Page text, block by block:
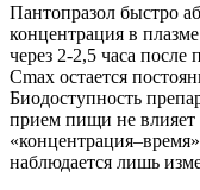
Пантопразол быстро
концентрация в
через 2-2,5 часа после
Сmах остается
Биодоступность
прием пищи не влияет
наблюдается лишь